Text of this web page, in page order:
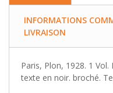
INFORMATIONS
LIVRAISON
Paris, Plon, 1928. 1
texte en noir. broché.